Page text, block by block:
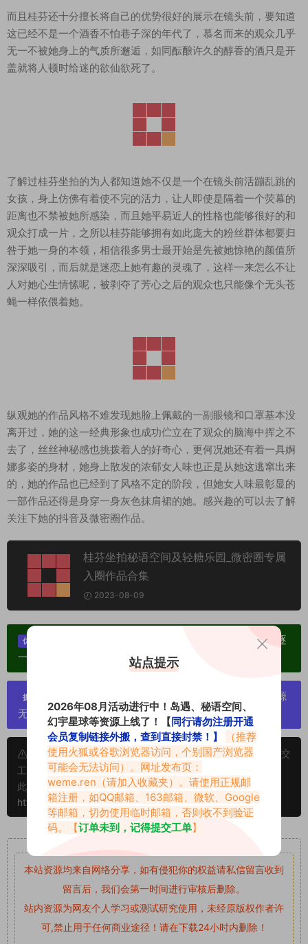
而且桂芬还十分擅长将自己的优势很好的展示在镜头前，要知道
这已经不是一个酒香不怕巷子深的年代了，慕名而来的观众几乎
无一不被她身上的气质所邂逅，如同酝酿许久的醇香的酒只是开
盖就将人顿时给迷的欲仙欲死了。
了解过桂芬坐拍的为人都知道她不仅是一个在镜头前活蹦乱跳的
女孩，身上仿佛有着使不完的活力，让人即使是隔着一个荧幕的
距离也不禁被她所感染，而且她平易近人的性格也能够很好的和
观众打成一片，之所以桂芬能够拥有如此庞大的粉丝群体都要归
咎于她一身的本领，相信很多男士最开始是先被她惊艳的颜值所
深深吸引，而后就是迷恋上她有趣的灵魂了，这样一来怎么不让
人对她心生情愫呢，被剥夺了芳心之后的观众也只能像个无头苍
蝇一样依偎着她。
纵观她的作品风格不难发现她脸上佩戴的一副眼镜和口罩基本没
离开过，她的这一经典形象也成功伫立在了观众的脑海中挥之不
去了，丝丝神秘感也挑拨着人的好奇心，更何况她还有着一具婀
娜多姿的身材，她身上散发的浓郁女人味也正是从她这逃窜出来
的，她的作品也已经到了风格不定的阶段，但她女人味最彰显的
一部作品还得是身穿一身灰色抹肩裙的她。感兴趣的可以去了解
关注下她的抖音及微密圈作品。
桂芬坐拍秘语空间及轻糖乐园_微密圈专属
入圈作品合集
2023-08-09
优势：
单个博主作品统一整合分享、素材高度去重复、逐
一归档方便收藏！
提示：
严禁搬运资源链接，一经发现封号处理，素材资源
无露点、需求请绕道，关闭本站网页！
申明：本文资源均来源网友分享，若侵犯了您的权限可以提交
工单处理。
此外本文章皆属于原创文章，转载请注明出处！原文链接：
https://www.abcjyw.com/2799.html
重要声明
本站资源均来自网络分享，如有侵犯你的权益请私信留言收到
留言后，我们会第一时间进行审核后删除。
站内资源为网友个人学习或测试研究使用，未经原版权作者许
可,禁止用于任何商业途径！请在下载24小时内删除！
站点提示
2026年08月活动进行中！岛遇、秘语空间、
幻宇星球等资源上线了！【同行请勿注册开通
会员复制链接外搬，查到直接封禁！】
（推荐
使用火狐或谷歌浏览器访问，个别国产浏览器
可能会无法访问）。网址发布页：
weme.ren （请加入收藏夹）。请使用正规邮
箱注册，如QQ邮箱、163邮箱、微软、Google
等邮箱，切勿使用临时邮箱，否则收不到验证
码。【订单未到，记得提交工单】